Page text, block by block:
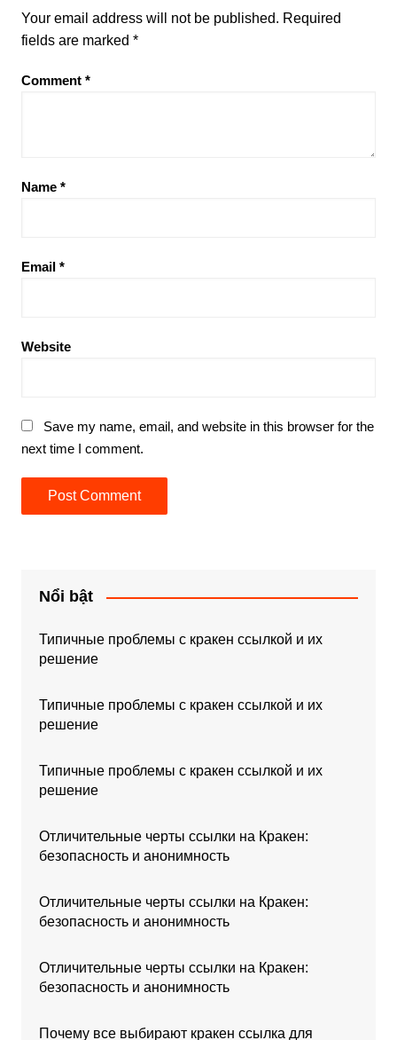
Your email address will not be published. Required
fields are marked *
Comment *
Name *
Email *
Website
Save my name, email, and website in this browser for the
next time I comment.
Nổi bật
Типичные проблемы с кракен ссылкой и их
решение
Типичные проблемы с кракен ссылкой и их
решение
Типичные проблемы с кракен ссылкой и их
решение
Отличительные черты ссылки на Кракен:
безопасность и анонимность
Отличительные черты ссылки на Кракен:
безопасность и анонимность
Отличительные черты ссылки на Кракен:
безопасность и анонимность
Почему все выбирают кракен ссылка для